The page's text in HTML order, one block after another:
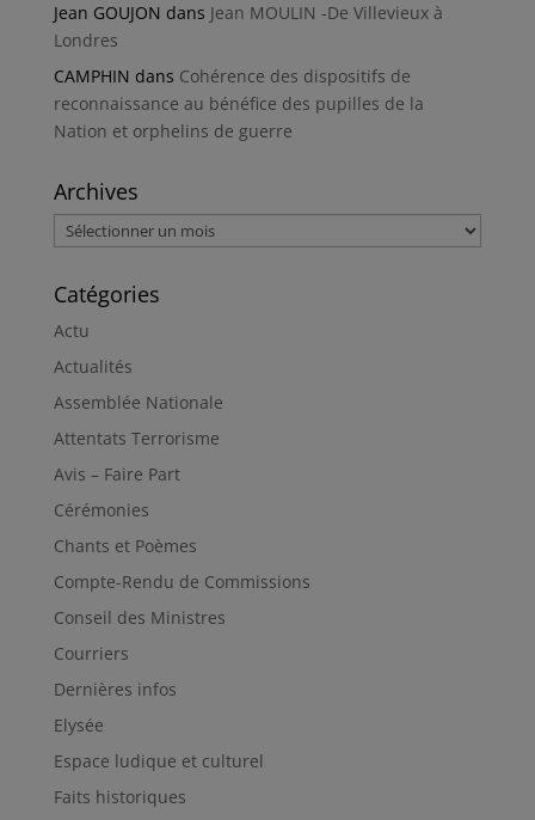
Jean GOUJON dans Jean MOULIN -De Villevieux à
Londres
CAMPHIN dans Cohérence des dispositifs de
reconnaissance au bénéfice des pupilles de la
Nation et orphelins de guerre
Archives
Archives
Catégories
Actu
Actualités
Assemblée Nationale
Attentats Terrorisme
Avis – Faire Part
Cérémonies
Chants et Poèmes
Compte-Rendu de Commissions
Conseil des Ministres
Courriers
Dernières infos
Elysée
Espace ludique et culturel
Faits historiques